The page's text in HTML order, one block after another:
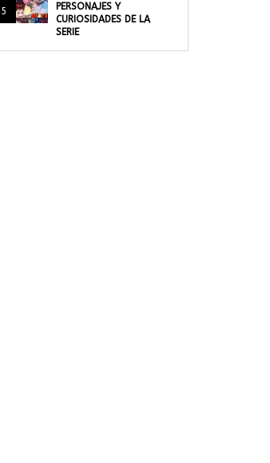
5
PERSONAJES Y
CURIOSIDADES DE LA
SERIE